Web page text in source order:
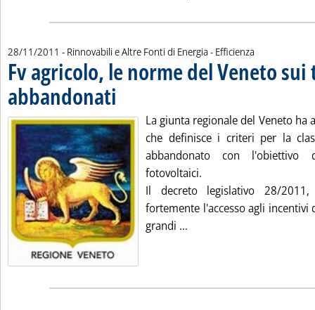
28/11/2011 - Rinnovabili e Altre Fonti di Energia - Efficienza
Fv agricolo, le norme del Veneto
abbandonati
La giunta regionale del Veneto ha
che definisce i criteri per la
abbandonato con l'obiettivo
fotovoltaici.
Il decreto legislativo 28/
fortemente l'accesso agli incentivi
grandi ...